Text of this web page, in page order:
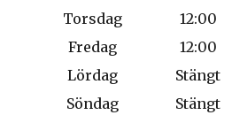
Torsdag
12:00
Fredag
12:00
Lördag
Stängt
Söndag
Stängt